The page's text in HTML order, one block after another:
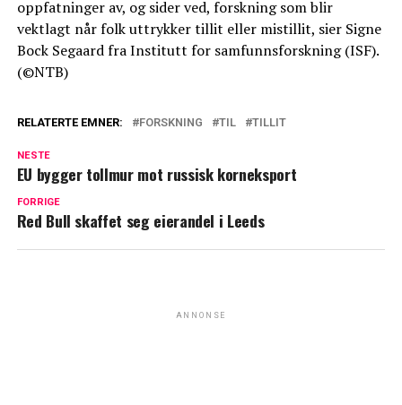
oppfatninger av, og sider ved, forskning som blir
vektlagt når folk uttrykker tillit eller mistillit, sier Signe
Bock Segaard fra Institutt for samfunnsforskning (ISF).
(©NTB)
RELATERTE EMNER: FORSKNING TIL TILLIT
NESTE
EU bygger tollmur mot russisk korneksport
FORRIGE
Red Bull skaffet seg eierandel i Leeds
ANNONSE